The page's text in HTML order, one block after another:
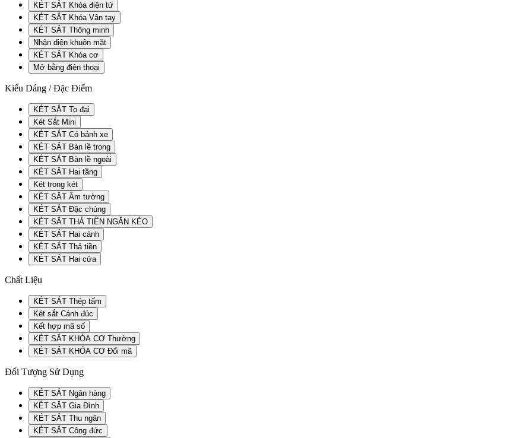
KÉT SẮT Khóa điện tử
KÉT SẮT Khóa Vân tay
KÉT SẮT Thông minh
Nhận diện khuôn mặt
KÉT SẮT Khóa cơ
Mở bằng điện thoại
Kiểu Dáng / Đặc Điểm
KÉT SẮT To đại
Két Sắt Mini
KÉT SẮT Có bánh xe
KÉT SẮT Bàn lề trong
KÉT SẮT Bàn lề ngoài
KÉT SẮT Hai tầng
Két trong két
KÉT SẮT Âm tường
KÉT SẮT Đặc chủng
KÉT SẮT THẢ TIỀN NGĂN KÉO
KÉT SẮT Hai cánh
KÉT SẮT Thả tiền
KÉT SẮT Hai cửa
Chất Liệu
KÉT SẮT Thép tấm
Két sắt Cánh đúc
Kết hợp mã số
KÉT SẮT KHÓA CƠ Thường
KÉT SẮT KHÓA CƠ Đổi mã
Đối Tượng Sử Dụng
KÉT SẮT Ngân hàng
KÉT SẮT Gia Đình
KÉT SẮT Thu ngân
KÉT SẮT Công đức